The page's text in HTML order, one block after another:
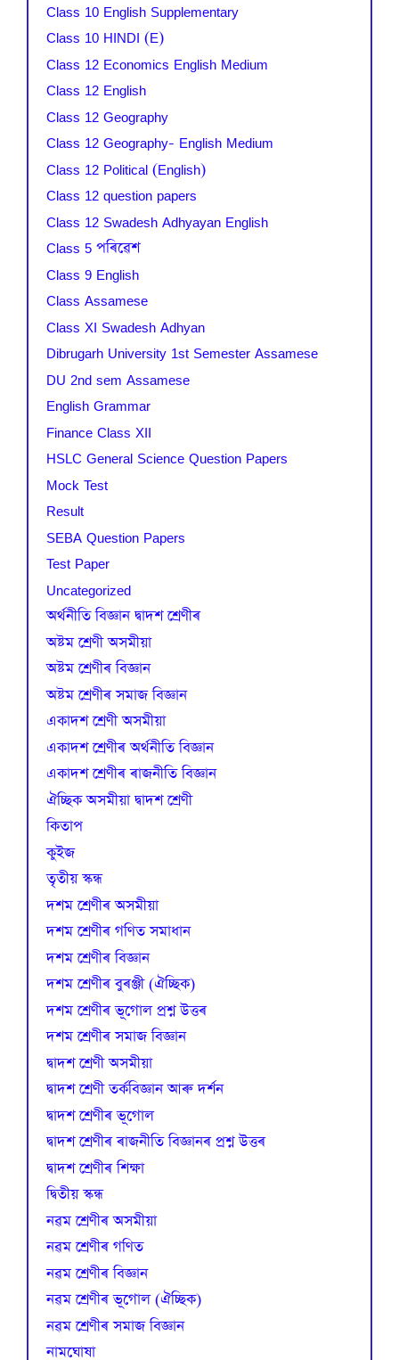
Class 10 English Supplementary
Class 10 HINDI (E)
Class 12 Economics English Medium
Class 12 English
Class 12 Geography
Class 12 Geography- English Medium
Class 12 Political (English)
Class 12 question papers
Class 12 Swadesh Adhyayan English
Class 5 পৰিৱেশ
Class 9 English
Class Assamese
Class XI Swadesh Adhyan
Dibrugarh University 1st Semester Assamese
DU 2nd sem Assamese
English Grammar
Finance Class XII
HSLC General Science Question Papers
Mock Test
Result
SEBA Question Papers
Test Paper
Uncategorized
অৰ্থনীতি বিজ্ঞান দ্বাদশ শ্ৰেণীৰ
অষ্টম শ্ৰেণী অসমীয়া
অষ্টম শ্ৰেণীৰ বিজ্ঞান
অষ্টম শ্ৰেণীৰ সমাজ বিজ্ঞান
একাদশ শ্ৰেণী অসমীয়া
একাদশ শ্ৰেণীৰ অৰ্থনীতি বিজ্ঞান
একাদশ শ্ৰেণীৰ ৰাজনীতি বিজ্ঞান
ঐচ্ছিক অসমীয়া দ্বাদশ শ্ৰেণী
কিতাপ
কুইজ
তৃতীয় স্কন্ধ
দশম শ্ৰেণীৰ অসমীয়া
দশম শ্ৰেণীৰ গণিত সমাধান
দশম শ্ৰেণীৰ বিজ্ঞান
দশম শ্ৰেণীৰ বুৰঞ্জী (ঐচ্ছিক)
দশম শ্ৰেণীৰ ভূগোল প্ৰশ্ন উত্তৰ
দশম শ্ৰেণীৰ সমাজ বিজ্ঞান
দ্বাদশ শ্ৰেণী অসমীয়া
দ্বাদশ শ্ৰেণী তৰ্কবিজ্ঞান আৰু দৰ্শন
দ্বাদশ শ্ৰেণীৰ ভূগোল
দ্বাদশ শ্ৰেণীৰ ৰাজনীতি বিজ্ঞানৰ প্ৰশ্ন উত্তৰ
দ্বাদশ শ্ৰেণীৰ শিক্ষা
দ্বিতীয় স্কন্ধ
নৱম শ্ৰেণীৰ অসমীয়া
নৱম শ্ৰেণীৰ গণিত
নৱম শ্ৰেণীৰ বিজ্ঞান
নৱম শ্ৰেণীৰ ভূগোল (ঐচ্ছিক)
নৱম শ্ৰেণীৰ সমাজ বিজ্ঞান
নামঘোষা